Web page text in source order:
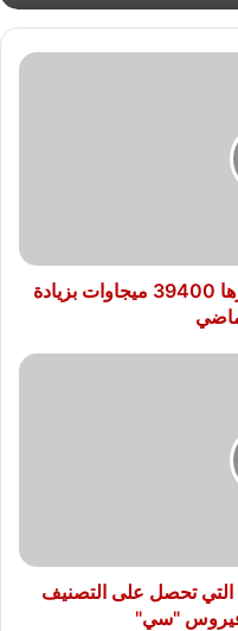
شبكة الكهرباء تستوعب أحمالًا قدرها 39400 ميجاوات بزيادة
التي تحصل على التصنيف
فيروس "سي"